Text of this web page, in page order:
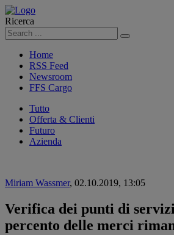
Ricerca
Cerca
Home
RSS Feed
Newsroom
FFS Cargo
Tutto
Offerta & Clienti
Futuro
Azienda
Miriam Wassmer, 02.10.2019, 13:05
Verifica dei punti di
percento delle merci